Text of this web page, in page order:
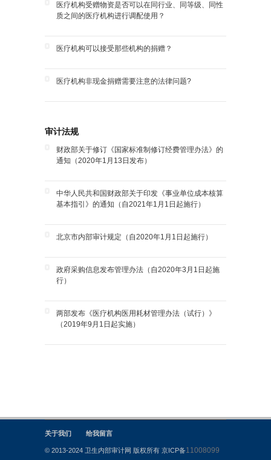
医疗机构受赠物资是否可以在同行业、同等级、同性
质之间的医疗机构进行调配使用？
医疗机构可以接受那些机构的捐赠？
医疗机构非现金捐赠需要注意的法律问题?
审计法规
财政部关于修订《国家标准制修订经费管理办法》的
通知（2020年1月13日发布）
中华人民共和国财政部关于印发《事业单位成本核算
基本指引》的通知（自2021年1月1日起施行）
北京市内部审计规定（自2020年1月1日起施行）
政府采购信息发布管理办法（自2020年3月1日起施
行）
两部发布《医疗机构医用耗材管理办法（试行）》
（2019年9月1日起实施）
关于我们 给我留言
© 2013-2024 卫生内部审计网 版权所有 京ICP备11008099